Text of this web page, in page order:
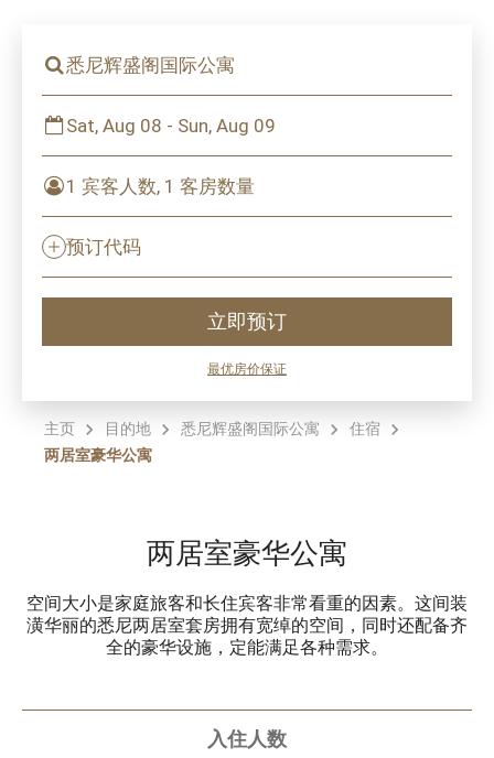
悉尼辉盛阁国际公寓
Sat, Aug 08 - Sun, Aug 09
1 宾客人数, 1 客房数量
预订代码
立即预订
最优房价保证
主页 目的地 悉尼辉盛阁国际公寓
住宿
两居室豪华公寓
两居室豪华公寓
空间大小是家庭旅客和长住宾客非常看重的因素。这间装
潢华丽的悉尼两居室套房拥有宽绰的空间，同时还配备齐
全的豪华设施，定能满足各种需求。
入住人数